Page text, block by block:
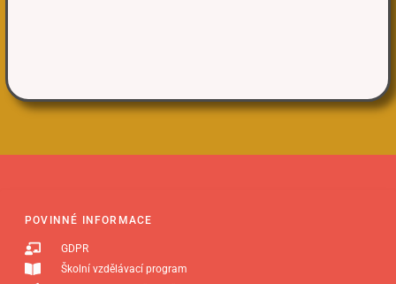
POVINNÉ INFORMACE
GDPR
Školní vzdělávací program